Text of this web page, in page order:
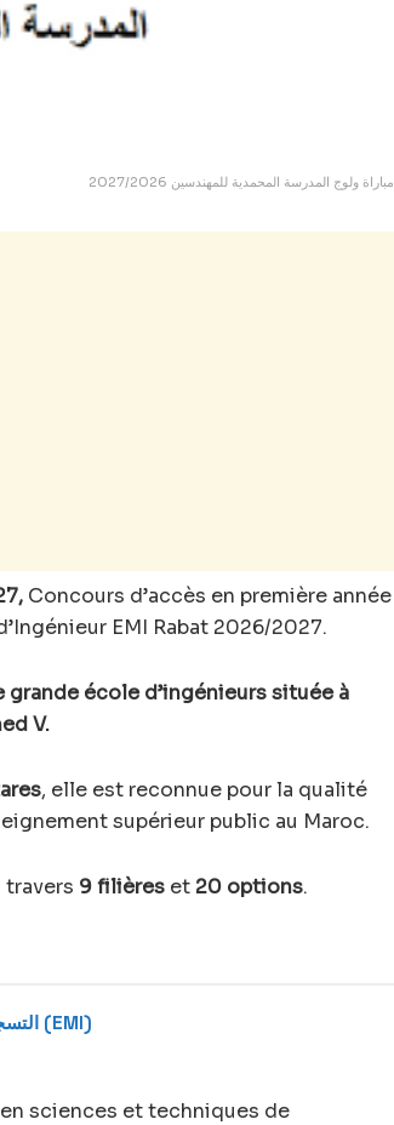
2027/2026 مباراة ولوج المدرسة المحمدية للمهندسين
Concours d’accès en première année
EMI Rabat 2026/2027.
grande école d’ingénieurs située à
V.
, elle est reconnue pour la qualité
supérieur public au Maroc.
travers 9 filières et 20 options.
التسجيل في المدرسة المحمدية للمهندسين 2025-2026 (EMI)
sciences et techniques de